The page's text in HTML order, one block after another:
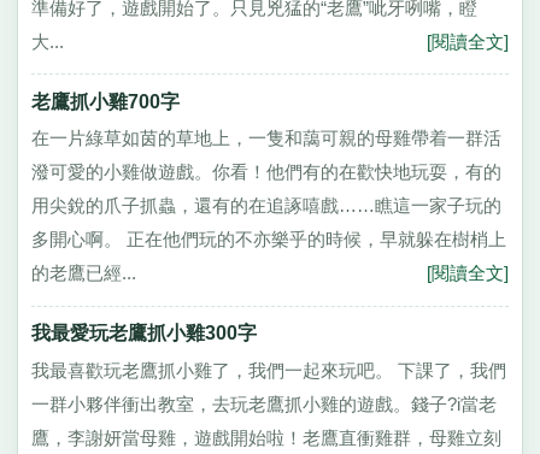
準備好了，遊戲開始了。只見兇猛的“老鷹”呲牙咧嘴，瞪
大...
[閱讀全文]
老鷹抓小雞700字
在一片綠草如茵的草地上，一隻和藹可親的母雞帶着一群活
潑可愛的小雞做遊戲。你看！他們有的在歡快地玩耍，有的
用尖銳的爪子抓蟲，還有的在追諑嘻戲……瞧這一家子玩的
多開心啊。 正在他們玩的不亦樂乎的時候，早就躲在樹梢上
的老鷹已經...
[閱讀全文]
我最愛玩老鷹抓小雞300字
我最喜歡玩老鷹抓小雞了，我們一起來玩吧。 下課了，我們
一群小夥伴衝出教室，去玩老鷹抓小雞的遊戲。錢子?i當老
鷹，李謝妍當母雞，遊戲開始啦！老鷹直衝雞群，母雞立刻